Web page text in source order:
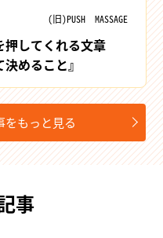
(旧)PUSH MASSAGE
押してくれる文章
めること』
をもっと見る
事